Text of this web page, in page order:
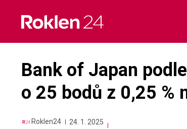
content
Bank of Japan
o 25 bodů z 0,25 %
Roklen24 24. 1. 2025